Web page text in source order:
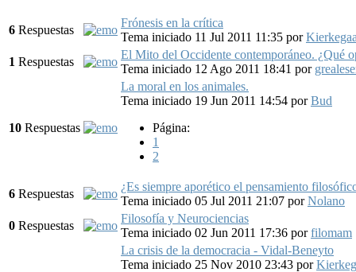
6 Respuestas
Frónesis en la crítica
Tema iniciado 11 Jul 2011 11:35 por
1 Respuestas
El Mito del Occidente contemporáneo. ¿Qué
Tema iniciado 12 Ago 2011 18:41 por
10 Respuestas
La moral en los animales.
Tema iniciado 19 Jun 2011 14:54 porBud
Página:
1
2
6 Respuestas
¿Es siempre aporético el pensamiento
Tema iniciado 05 Jul 2011 21:07 porNolano
0 Respuestas
Filosofía y Neurociencias
Tema iniciado 02 Jun 2011 17:36 porfilomam
La crisis de la democracia - Vidal-Beneyto
Tema iniciado 25 Nov 2010 23:43 por